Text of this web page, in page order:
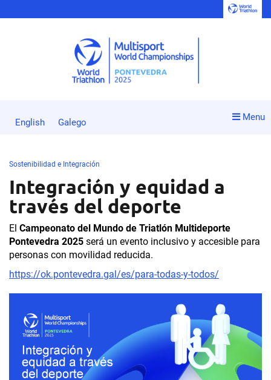
Menu
English Galego
Sostenibilidad e Integración
Integración y equidad a
través del deporte
El Campeonato del Mundo de Triatlón Multideporte
Pontevedra 2025 será un evento inclusivo y accesible para
personas con movilidad reducida.
https://ok.pontevedra.gal/es/para-todas-y-todos/